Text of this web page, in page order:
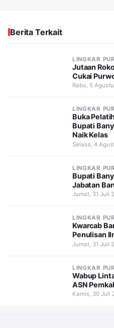
Berita Terkait
LINGKAR
Jutaan
Cukai
Rabu, 5
LINGKAR
Buka
Bupati
Naik Kelas
Selasa, 4
LINGKAR
Bupati
Jabatan
Jumat, 31 Juli
LINGKAR
Kwarcab
Penulisan
Jumat, 31 Juli
LINGKAR
Wabup
ASN
Kamis, 30 Juli